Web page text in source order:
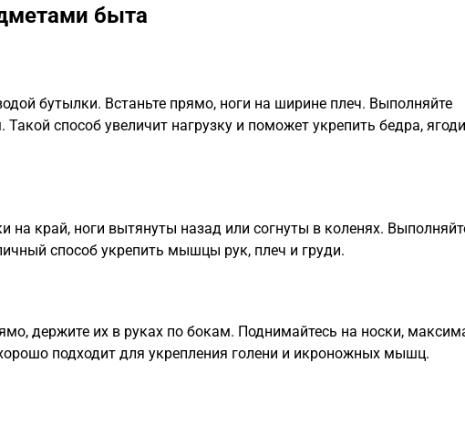
быта
бутылки. Встаньте прямо, ноги на ширине плеч. Выполняйте
способ увеличит нагрузку и поможет укрепить бедра,
на край, ноги вытянуты назад или согнуты в коленях.
способ укрепить мышцы рук, плеч и груди.
держите их в руках по бокам. Поднимайтесь на носки,
подходит для укрепления голени и икроножных мышц.